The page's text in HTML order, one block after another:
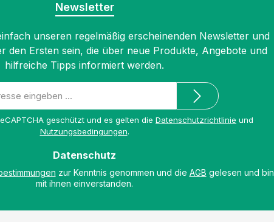
Newsletter
unseren regelmäßig erscheinenden Newsletter und
den Ersten sein, die über neue Produkte, Angebote und
hilfreiche Tipps informiert werden.
geschützt und es gelten die Datenschutzrichtlinie und
Nutzungsbedingungen.
Datenschutz
zur Kenntnis genommen und die AGB gelesen und bin
mit ihnen einverstanden.